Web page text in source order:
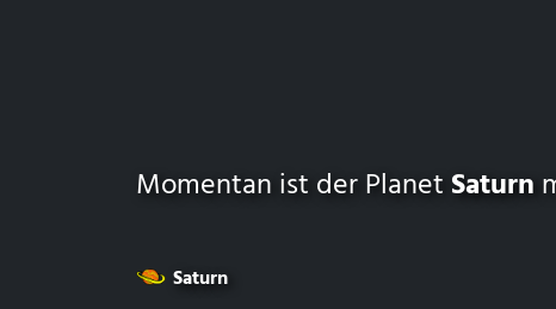
Momentan ist der Planet Saturn
Saturn